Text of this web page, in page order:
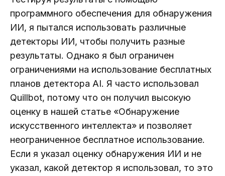
программного обеспечения для обнаружения
ИИ, я пытался использовать различные
детекторы ИИ, чтобы получить разные
результаты. Однако я был ограничен
ограничениями на использование бесплатных
планов детектора AI. Я часто использовал
Quillbot, потому что он получил высокую
оценку в нашей статье «Обнаружение
искусственного интеллекта» и позволяет
неограниченное бесплатное использование.
Если я указал оценку обнаружения ИИ и не
указал, какой детектор я использовал, то это